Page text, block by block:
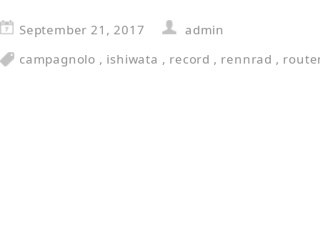
September 21, 2017
admin
campagnolo , ishiwata , record , rennrad ,